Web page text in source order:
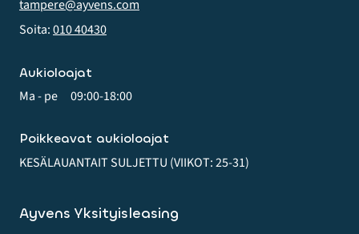
tampere@ayvens.com
Soita:010 40430
Aukioloajat
Ma - pe 09:00-18:00
Poikkeavat aukioloajat
KESÄLAUANTAIT SULJETTU (VIIKOT: 25-31)
Ayvens Yksityisleasing